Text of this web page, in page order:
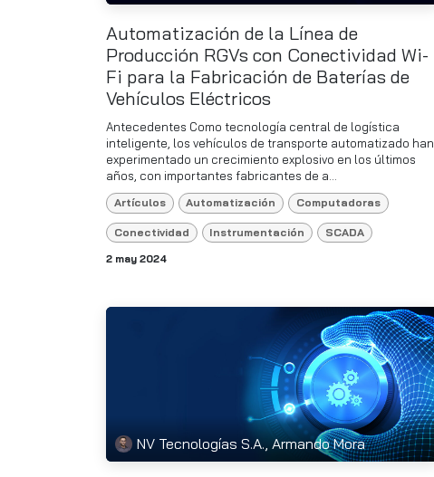
Automatización de la Línea de
Producción RGVs con Conectividad Wi-
Fi para la Fabricación de Baterías de
Vehículos Eléctricos
Antecedentes Como tecnología central de logística
inteligente, los vehículos de transporte automatizado han
experimentado un crecimiento explosivo en los últimos
años, con importantes fabricantes de a...
Artículos Automatización Computadoras
Conectividad Instrumentación SCADA
2 may 2024
NV Tecnologías S.A., Armando Mora